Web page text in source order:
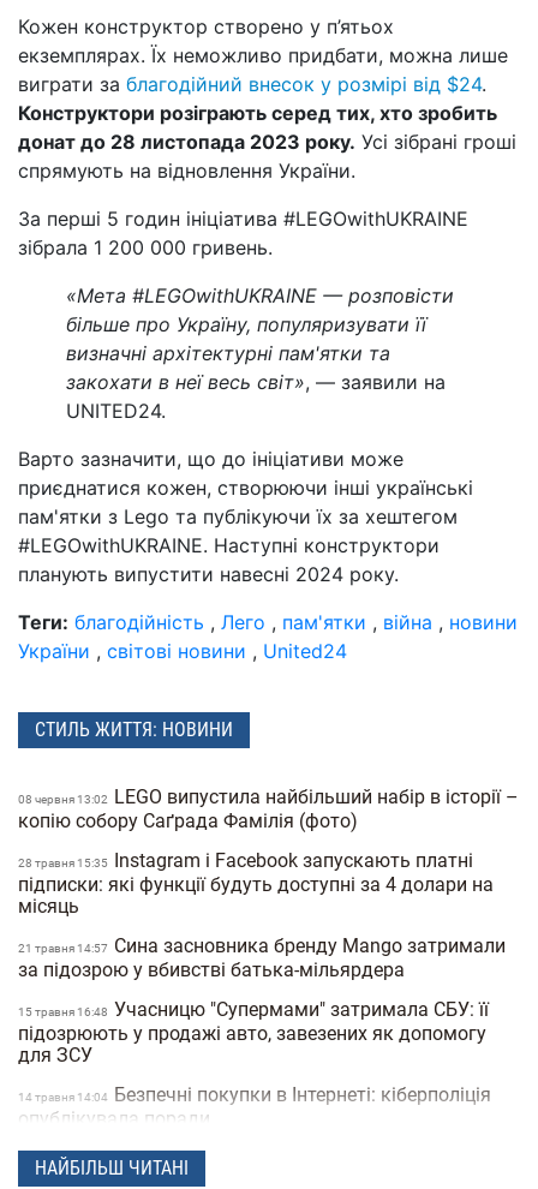
Кожен конструктор створено у п’ятьох
екземплярах. Їх неможливо придбати, можна лише
виграти за благодійний внесок у розмірі від $24.
Конструктори розіграють серед тих, хто зробить
донат до 28 листопада 2023 року. Усі зібрані гроші
спрямують на відновлення України.
За перші 5 годин ініціатива #LEGOwithUKRAINE
зібрала 1 200 000 гривень.
«Мета #LEGOwithUKRAINE — розповісти
більше про Україну, популяризувати її
визначні архітектурні пам'ятки та
закохати в неї весь світ», — заявили на
UNITED24.
Варто зазначити, що до ініціативи може
приєднатися кожен, створюючи інші українські
пам'ятки з Lego та публікуючи їх за хештегом
#LEGOwithUKRAINE. Наступні конструктори
планують випустити навесні 2024 року.
Теги: благодійність , Лего , пам'ятки , війна , новини
України , світові новини , United24
СТИЛЬ ЖИТТЯ: НОВИНИ
08 червня 13:02
LEGO випустила найбільший набір в історії –
копію собору Саґрада Фамілія (фото)
28 травня 15:35 Instagram і Facebook запускають платні
підписки: які функції будуть доступні за 4 долари на
місяць
21 травня 14:57
Сина засновника бренду Mango затримали
за підозрою у вбивстві батька-мільярдера
15 травня 16:48 Учасницю "Супермами" затримала СБУ: її
підозрюють у продажі авто, завезених як допомогу
для ЗСУ
14 травня 14:04 Безпечні покупки в Інтернеті: кіберполіція
опублікувала поради
28 квiтня 16:14
Українець побив світовий рекорд:
співробітник моргу зробив 230 татуювань кісток та
НАЙБІЛЬШ ЧИТАНІ